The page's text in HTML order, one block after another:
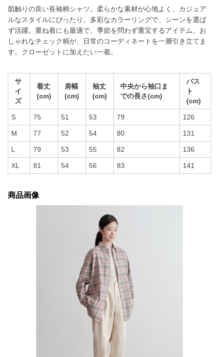
肌触りの良い長袖柄シャツ。柔らかな素材が心地よく、カジュア
ルなスタイルにぴったり。多彩なカラーリングで、シーンを選ば
ず活躍。重ね着にも最適で、季節を問わず重宝するアイテム。お
しゃれなチェック柄が、日常のコーディネートを一層引き立てま
す。クローゼットに加えたい一着。
サ
イ
ズ
着丈
(cm)
肩幅
(cm)
袖丈
(cm)
中央から袖口ま
での長さ(cm)
バス
ト
(cm)
S 75 51 53 79 126
M 77 52 54 80 131
L 79 53 55 82 136
XL 81 54 56 83 141
商品画像